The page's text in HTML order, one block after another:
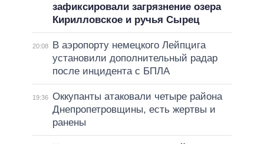
зафиксировали загрязнение озера
Кирилловское и ручья Сырец
20:08
В аэропорту немецкого Лейпцига
установили дополнительный радар
после инцидента с БПЛА
19:36 Оккупанты атаковали четыре района
Днепропетровщины, есть жертвы и
ранены